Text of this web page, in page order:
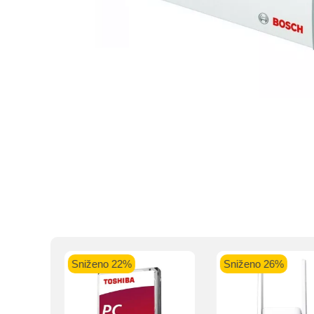
Sniženo 22% Sniženo 26%
Kupovinu